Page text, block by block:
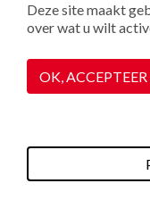
Wettelijke vermeldingen
Privacybeleid
Realisatie : StudioJuillet
Cookiebeheer
Deze site maakt
over wat u wilt
OK, ACCEPTEER